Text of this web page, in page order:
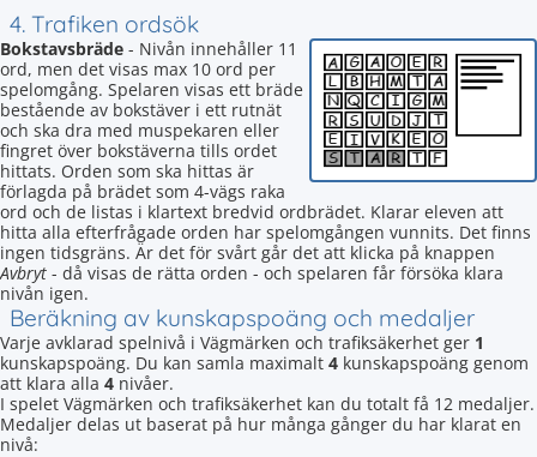
4. Trafiken ordsök
Bokstavsbräde - Nivån innehåller 11
ord, men det visas max 10 ord per
spelomgång. Spelaren visas ett bräde
bestående av bokstäver i ett rutnät
och ska dra med muspekaren eller
fingret över bokstäverna tills ordet
hittats. Orden som ska hittas är
förlagda på brädet som 4-vägs raka
ord och de listas i klartext bredvid ordbrädet. Klarar eleven att
hitta alla efterfrågade orden har spelomgången vunnits. Det finns
ingen tidsgräns. Är det för svårt går det att klicka på knappen
Avbryt - då visas de rätta orden - och spelaren får försöka klara
nivån igen.
Beräkning av kunskapspoäng och medaljer
Varje avklarad spelnivå i Vägmärken och trafiksäkerhet ger 1
kunskapspoäng. Du kan samla maximalt 4 kunskapspoäng genom
att klara alla 4 nivåer.
I spelet Vägmärken och trafiksäkerhet kan du totalt få 12 medaljer.
Medaljer delas ut baserat på hur många gånger du har klarat en
nivå: